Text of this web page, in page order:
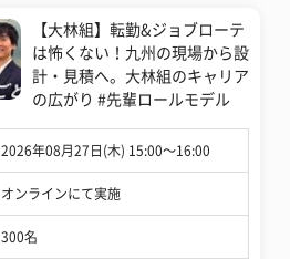
【大林組】転勤&ジョブローテ
は怖くない！九州の現場から設
計・見積へ。大林組のキャリア
の広がり #先輩ロールモデル
2026年08月27日(木) 15:00〜16:00
オンラインにて実施
300名